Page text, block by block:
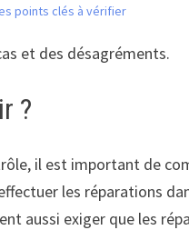
points clés à vérifier
et des désagréments.
?
il est important de
les réparations
aussi exiger que les